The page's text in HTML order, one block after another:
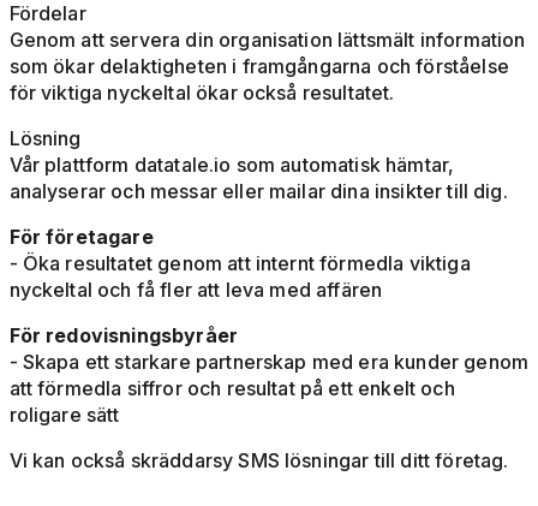
Fördelar
Genom att servera din organisation lättsmält information
som ökar delaktigheten i framgångarna och förståelse
för viktiga nyckeltal ökar också resultatet.
Lösning
Vår plattform datatale.io som automatisk hämtar,
analyserar och messar eller mailar dina insikter till dig.
För företagare
- Öka resultatet genom att internt förmedla viktiga
nyckeltal och få fler att leva med affären
För redovisningsbyråer
- Skapa ett starkare partnerskap med era kunder genom
att förmedla siffror och resultat på ett enkelt och
roligare sätt
Vi kan också skräddarsy SMS lösningar till ditt företag.